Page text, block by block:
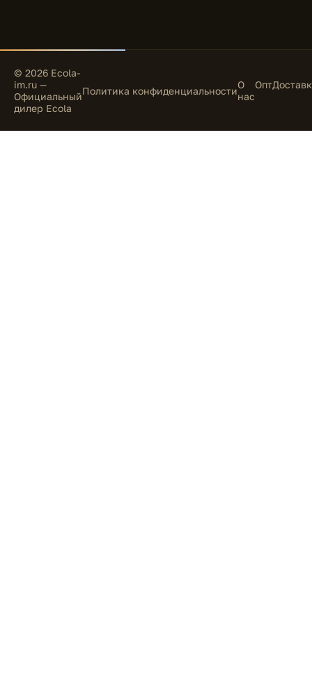
© 2026 Ecola-
im.ru —
Официальный
дилер Ecola
Политика конфиденциальностиО
нас
Опт